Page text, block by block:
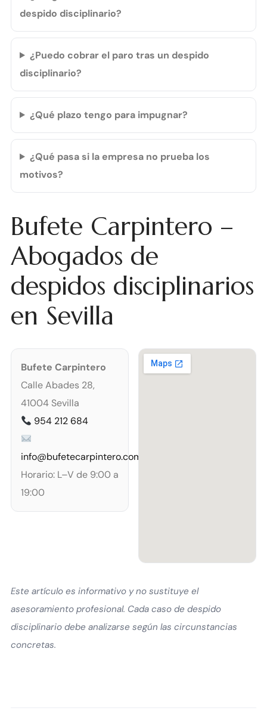
despido disciplinario?
¿Puedo cobrar el paro tras un despido
disciplinario?
¿Qué plazo tengo para impugnar?
¿Qué pasa si la empresa no prueba los
motivos?
Bufete Carpintero –
Abogados de
despidos disciplinarios
en Sevilla
Bufete Carpintero
Calle Abades 28,
41004 Sevilla
954 212 684
info@bufetecarpintero.com
Horario: L–V de 9:00 a
19:00
Este artículo es informativo y no sustituye el
asesoramiento profesional. Cada caso de despido
disciplinario debe analizarse según las circunstancias
concretas.